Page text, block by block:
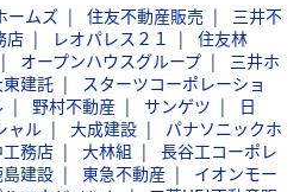
ームズ 住友不動産販売
三井不
店 レオパレス２１
住友林
オープンハウスグループ
三井ホ
東建託
スターツコーポレーショ
野村不動産 サンゲツ
日
ャル 大成建設
パナソニックホ
務店 大林組
長谷工コーポレ
島建設 東急不動産
イオンモー